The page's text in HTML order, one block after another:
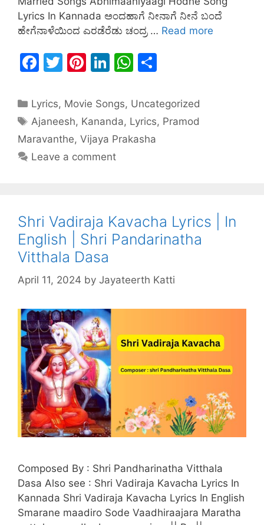
Lyrics In Kannada ಅಂದಹಾಗೆ ನೀನಾಗೆ ನೀನೆ ಬಂದೆ
ಹೇಗೆನಾಳೆಯಿಂದ ಎರಡೆರೆಡು ಚಂದ್ರ … Read more
F
c
e
b
o
T
itt
er
Pi
er
e
st
Li
k
e
dI
n
W
at
s
A
ar
e
Lyrics, Movie Songs, Uncategorized
Ajaneesh, Kananda, Lyrics, Pramod
Maravanthe, Vijaya Prakasha
Leave a comment
Shri Vadiraja Kavacha Lyrics | In
English | Shri Pandarinatha
Vitthala Dasa
April 11, 2024 by Jayateerth Katti
Composed By : Shri Pandharinatha Vitthala
Dasa Also see : Shri Vadiraja Kavacha Lyrics In
Kannada Shri Vadiraja Kavacha Lyrics In English
Smarane maadiro Sode Vaadhiraajara Maratha